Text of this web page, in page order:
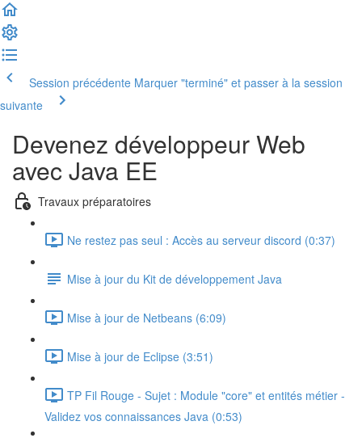
Session précédente Marquer "terminé" et passer à la session
suivante
Devenez développeur Web
avec Java EE
Travaux préparatoires
Ne restez pas seul : Accès au serveur discord (0:37)
Mise à jour du Kit de développement Java
Mise à jour de Netbeans (6:09)
Mise à jour de Eclipse (3:51)
TP Fil Rouge - Sujet : Module "core" et entités métier -
Validez vos connaissances Java (0:53)